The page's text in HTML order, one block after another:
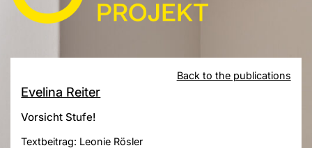
Back to the publications
Evelina Reiter
Vorsicht Stufe!
Textbeitrag: Leonie Rösler